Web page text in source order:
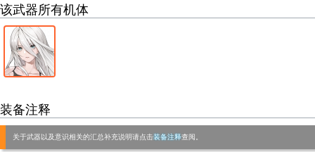
该武器所有机体
装备注释
关于武器以及意识相关的汇总补充说明请点击装备注释查阅。